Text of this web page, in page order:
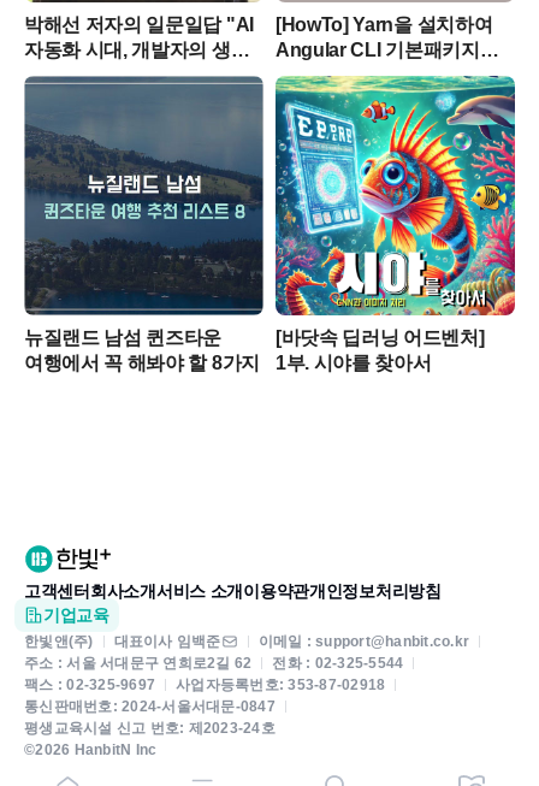
박해선 저자의 일문일답 "AI
자동화 시대, 개발자의 생존
전략은 무엇일까?"
[HowTo] Yarn을 설치하여
Angular CLI 기본패키지로
설정하기와 책 예제 소스
실행하기
뉴질랜드 남섬 퀸즈타운
여행에서 꼭 해봐야 할 8가지
[바닷속 딥러닝 어드벤처]
1부. 시야를 찾아서
고객센터 회사소개서비스 소개 이용약관개인정보처리방침
기업교육
한빛앤(주) 대표이사 임백준
이메일 : support@hanbit.co.kr
주소 : 서울 서대문구 연희로2길 62
전화 : 02-325-5544
팩스 : 02-325-9697
사업자등록번호: 353-87-02918
통신판매번호: 2024-서울서대문-0847
평생교육시설 신고 번호: 제2023-24호
©2026 HanbitN Inc